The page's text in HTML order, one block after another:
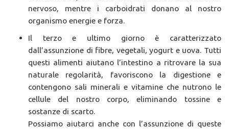
nervoso, mentre i carboidrati donano al nostro
organismo energie e forza.
Il terzo e ultimo giorno è caratterizzato
dall’assunzione di fibre, vegetali, yogurt e uova. Tutti
questi alimenti aiutano l’intestino a ritrovare la sua
naturale regolarità, favoriscono la digestione e
contengono sali minerali e vitamine che nutrono le
cellule del nostro corpo, eliminando tossine e
sostanze di scarto.
Possiamo aiutarci anche con l’assunzione di queste